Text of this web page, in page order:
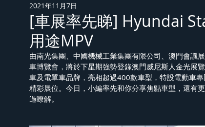
車展焦點
[車展率先睇] Hyundai
用途MPV
2021年11月7日
由南光集團、中國機械工業集團有限公司、澳門會議
車博覽會，將於下星期強勢登錄澳門威尼斯人金光展
車及電單車品牌，亮相超過400款車型，特設電動車
精彩展位。今日，小編率先和你分享焦點車型，還有
過瞭解。